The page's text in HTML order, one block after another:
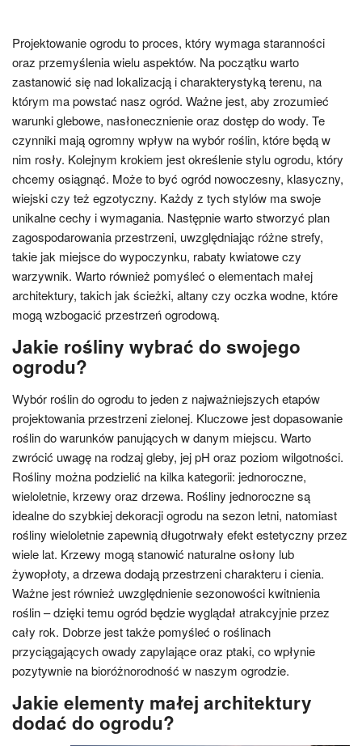
Projektowanie ogrodu to proces, który wymaga staranności
oraz przemyślenia wielu aspektów. Na początku warto
zastanowić się nad lokalizacją i charakterystyką terenu, na
którym ma powstać nasz ogród. Ważne jest, aby zrozumieć
warunki glebowe, nasłonecznienie oraz dostęp do wody. Te
czynniki mają ogromny wpływ na wybór roślin, które będą w
nim rosły. Kolejnym krokiem jest określenie stylu ogrodu, który
chcemy osiągnąć. Może to być ogród nowoczesny, klasyczny,
wiejski czy też egzotyczny. Każdy z tych stylów ma swoje
unikalne cechy i wymagania. Następnie warto stworzyć plan
zagospodarowania przestrzeni, uwzględniając różne strefy,
takie jak miejsce do wypoczynku, rabaty kwiatowe czy
warzywnik. Warto również pomyśleć o elementach małej
architektury, takich jak ścieżki, altany czy oczka wodne, które
mogą wzbogacić przestrzeń ogrodową.
Jakie rośliny wybrać do swojego
ogrodu?
Wybór roślin do ogrodu to jeden z najważniejszych etapów
projektowania przestrzeni zielonej. Kluczowe jest dopasowanie
roślin do warunków panujących w danym miejscu. Warto
zwrócić uwagę na rodzaj gleby, jej pH oraz poziom wilgotności.
Rośliny można podzielić na kilka kategorii: jednoroczne,
wieloletnie, krzewy oraz drzewa. Rośliny jednoroczne są
idealne do szybkiej dekoracji ogrodu na sezon letni, natomiast
rośliny wieloletnie zapewnią długotrwały efekt estetyczny przez
wiele lat. Krzewy mogą stanowić naturalne osłony lub
żywopłoty, a drzewa dodają przestrzeni charakteru i cienia.
Ważne jest również uwzględnienie sezonowości kwitnienia
roślin – dzięki temu ogród będzie wyglądał atrakcyjnie przez
cały rok. Dobrze jest także pomyśleć o roślinach
przyciągających owady zapylające oraz ptaki, co wpłynie
pozytywnie na bioróżnorodność w naszym ogrodzie.
Jakie elementy małej architektury
dodać do ogrodu?